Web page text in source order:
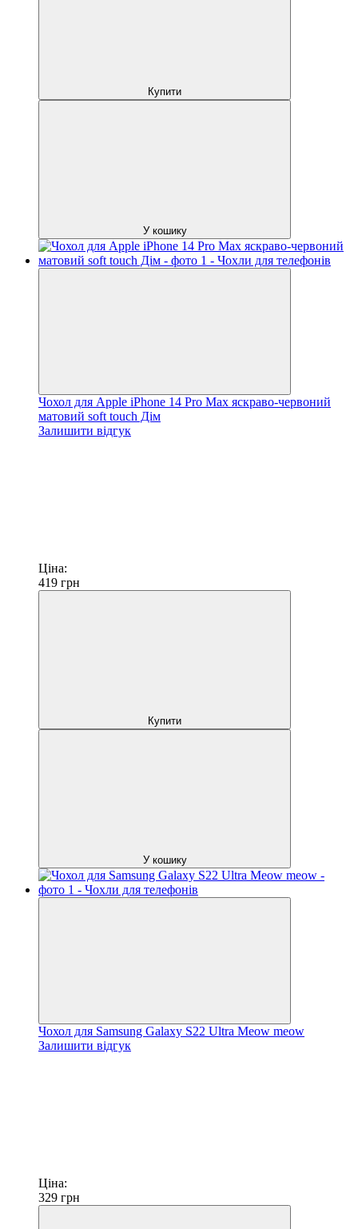
Купити
У кошику
Чохол для Apple iPhone 14 Pro Max яскраво-червоний
матовий soft touch Дім
Залишити відгук
Ціна:
419 грн
Купити
У кошику
Чохол для Samsung Galaxy S22 Ultra Meow meow
Залишити відгук
Ціна:
329 грн